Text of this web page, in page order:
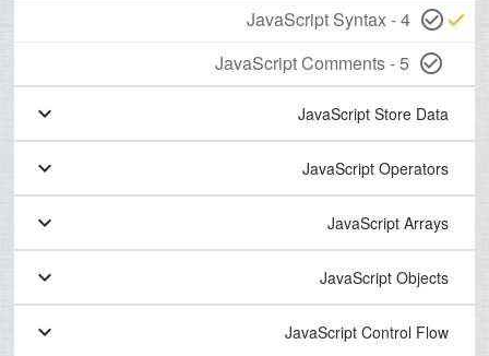
check
check_circle_outline
4 - JavaScript Syntax
check_circle_outline
5 - JavaScript Comments
JavaScript Store Data
keyboard_arrow_down
JavaScript Operators
keyboard_arrow_down
JavaScript Arrays
keyboard_arrow_down
JavaScript Objects
keyboard_arrow_down
JavaScript Control Flow
keyboard_arrow_down